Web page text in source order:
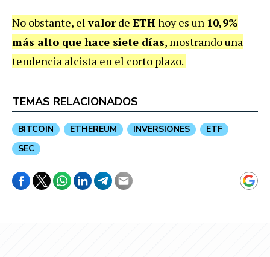
No obstante, elvalorde ETHhoy es un 10,9%
más alto que hace siete días, mostrando una
tendencia alcista en el corto plazo.
TEMAS RELACIONADOS
BITCOIN ETHEREUM INVERSIONES
ETF
SEC